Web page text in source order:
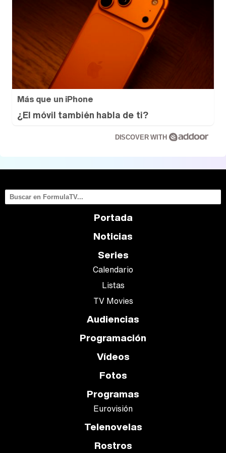
Más que un iPhone
¿El móvil también habla de ti?
DISCOVER WITH
Portada
Noticias
Series
Calendario
Listas
TV Movies
Audiencias
Programación
Vídeos
Fotos
Programas
Eurovisión
Telenovelas
Rostros